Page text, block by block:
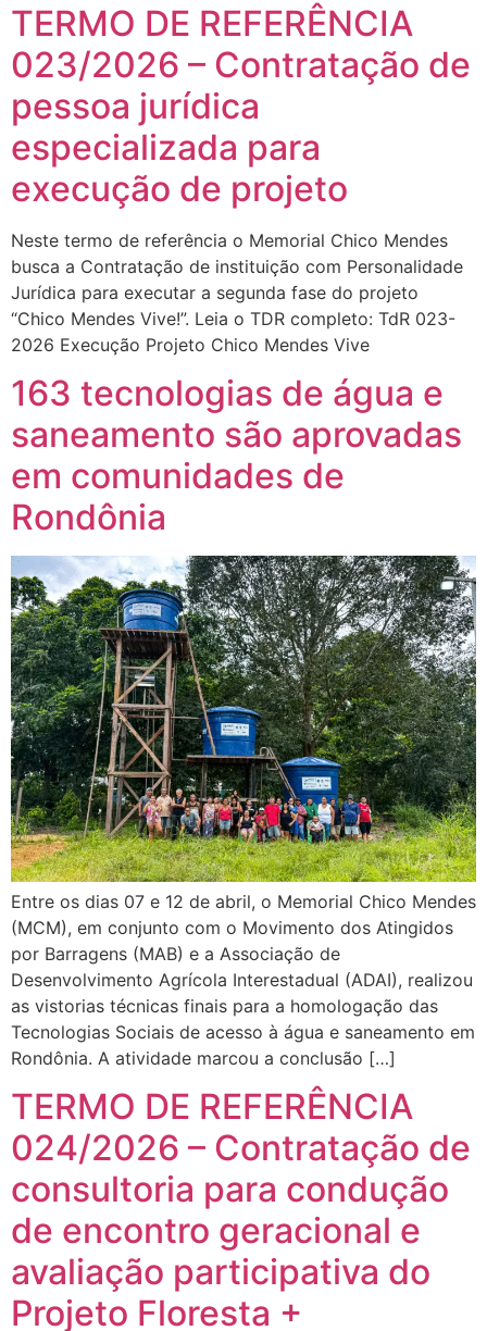
TERMO DE REFERÊNCIA
023/2026 – Contratação de
pessoa jurídica
especializada para
execução de projeto
Neste termo de referência o Memorial Chico Mendes
busca a Contratação de instituição com Personalidade
Jurídica para executar a segunda fase do projeto
“Chico Mendes Vive!”. Leia o TDR completo: TdR 023-
2026 Execução Projeto Chico Mendes Vive
163 tecnologias de água e
saneamento são aprovadas
em comunidades de
Rondônia
Entre os dias 07 e 12 de abril, o Memorial Chico Mendes
(MCM), em conjunto com o Movimento dos Atingidos
por Barragens (MAB) e a Associação de
Desenvolvimento Agrícola Interestadual (ADAI), realizou
as vistorias técnicas finais para a homologação das
Tecnologias Sociais de acesso à água e saneamento em
Rondônia. A atividade marcou a conclusão […]
TERMO DE REFERÊNCIA
024/2026 – Contratação de
consultoria para condução
de encontro geracional e
avaliação participativa do
Projeto Floresta +